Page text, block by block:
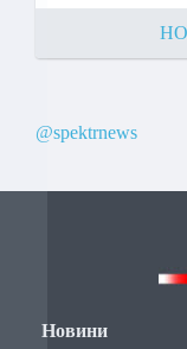
@spektrnews
Новини